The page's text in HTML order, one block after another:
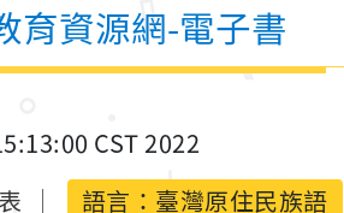
育資源網-電子書
CST 2022
語言： 臺灣原住民族語